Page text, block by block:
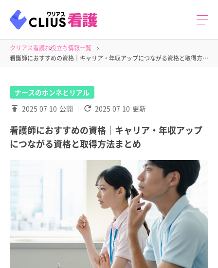
クリアス看護お役立ち情報一覧
看護師におすすめの資格｜キャリア・年収アップにつながる資格と取得方法まとめ
ナースのホンネとリアル
2025.07.10 公開 2025.07.10 更新
看護師におすすめの資格｜キャリア・年収アップ
につながる資格と取得方法まとめ